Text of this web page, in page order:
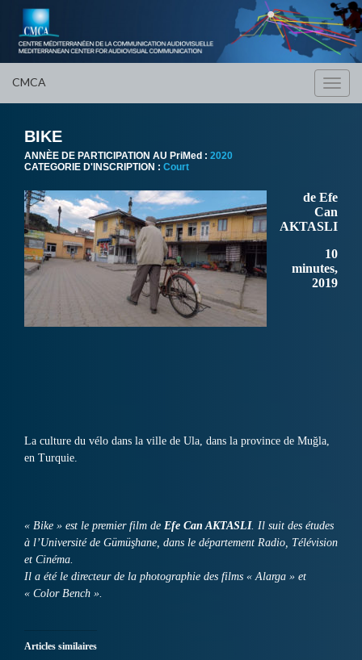
CMCA
BIKE
ANNÈE DE PARTICIPATION AU PriMed : 2020
CATEGORIE D'INSCRIPTION : Court
de Efe
Can
AKTASLI
10
minutes,
2019
La culture du vélo dans la ville de Ula, dans la province de Muğla,
en Turquie.
« Bike » est le premier film de Efe Can AKTASLI. Il suit des études
à l’Université de Gümüşhane, dans le département Radio, Télévision
et Cinéma.
Il a été le directeur de la photographie des films « Alarga » et
« Color Bench ».
Articles similaires